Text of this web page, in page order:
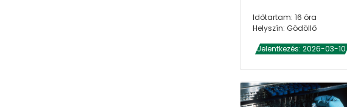
Időtartam: 16 óra
Helyszín: Gödöllő
Jelentkezés: 2026-03-10